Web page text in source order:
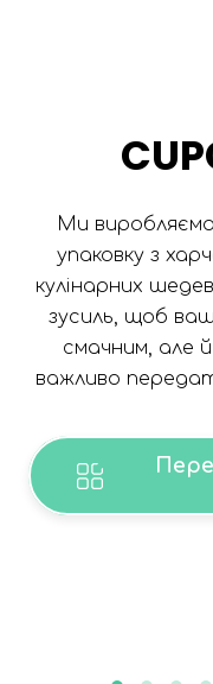
Ми
упаковку з
кулінарних
зусиль, щоб
смачним, але
важливо